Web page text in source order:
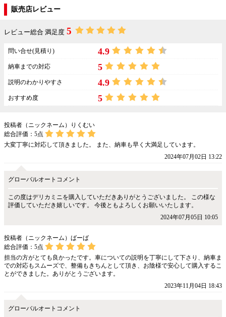
販売店レビュー
レビュー総合 満足度 5
問い合せ(見積り) 4.9
納車までの対応 5
説明のわかりやすさ 4.9
おすすめ度 5
投稿者（ニックネーム）りくむい
総合評価： 5点
大変丁寧に対応して頂きました。 また、納車も早く大満足しています。
2024年07月02日 13:22
グローバルオートコメント
この度はデリカミニを購入していただきありがとうございました。 この様な
評価していただき嬉しいです。 今後ともよろしくお願いいたします。
2024年07月05日 10:05
投稿者（ニックネーム）ばーば
総合評価： 5点
担当の方がとても良かったです。車についての説明を丁寧にして下さり、納車ま
での対応もスムーズで、整備もきちんとして頂き、お陰様で安心して購入するこ
とができました。ありがとうございます。
2023年11月04日 18:43
グローバルオートコメント